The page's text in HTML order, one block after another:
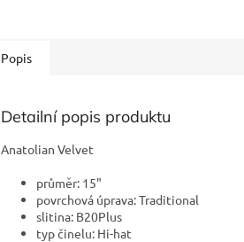
Popis
Detailní popis produktu
Anatolian Velvet
průměr: 15"
povrchová úprava: Traditional
slitina: B20Plus
typ činelu: Hi-hat